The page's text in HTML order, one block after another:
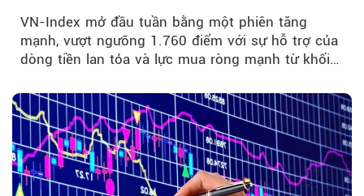
VN-Index mở đầu tuần bằng một phiên tăng
mạnh, vượt ngưỡng 1.760 điểm với sự hỗ trợ của
dòng tiền lan tỏa và lực mua ròng mạnh từ khối